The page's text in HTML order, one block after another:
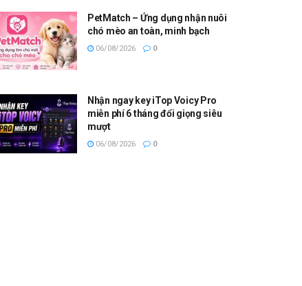
PetMatch – Ứng dụng nhận nuôi
chó mèo an toàn, minh bạch
06/08/2026 0
Nhận ngay key iTop Voicy Pro
miễn phí 6 tháng đổi giọng siêu
mượt
06/08/2026 0